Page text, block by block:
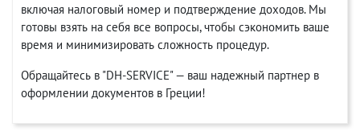
включая налоговый номер и подтверждение доходов. Мы
готовы взять на себя все вопросы, чтобы сэкономить ваше
время и минимизировать сложность процедур.
Обращайтесь в "DH-SERVICE" — ваш надежный партнер в
оформлении документов в Греции!